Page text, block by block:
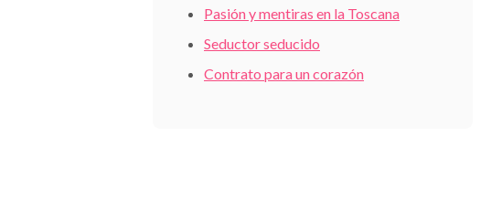
Pasión y mentiras en la Toscana
Seductor seducido
Contrato para un corazón